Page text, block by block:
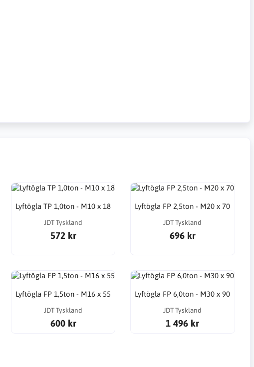
Lyftögla TP 1,0ton - M10 x 18
JDT Tyskland
572 kr
Lyftögla FP 2,5ton - M20 x 70
JDT Tyskland
696 kr
Lyftögla FP 1,5ton - M16 x 55
JDT Tyskland
600 kr
Lyftögla FP 6,0ton - M30 x 90
JDT Tyskland
1 496 kr